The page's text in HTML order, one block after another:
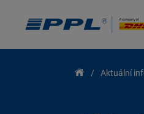
Aktuální